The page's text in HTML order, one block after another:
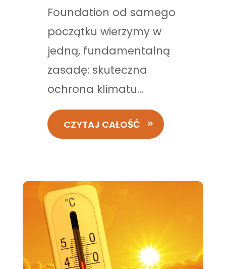
Foundation od samego
początku wierzymy w
jedną, fundamentalną
zasadę: skuteczna
ochrona klimatu...
CZYTAJ CAŁOŚĆ